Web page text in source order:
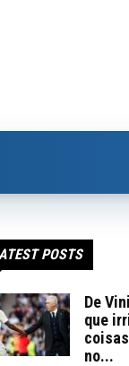
POSTS
De
que
no...